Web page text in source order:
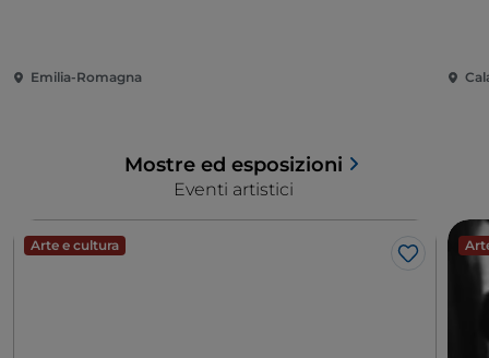
Emilia-Romagna
Eventi artistici
Mostre ed esposizioni
Arte e cultura
Like